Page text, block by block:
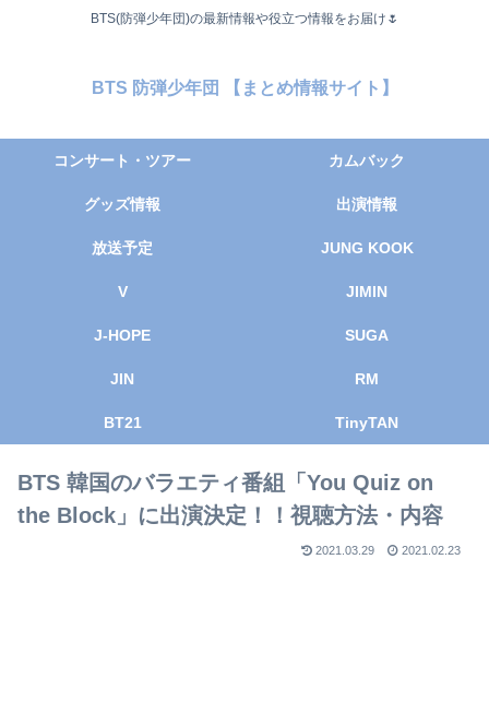
BTS(防弾少年団)の最新情報や役立つ情報をお届け🌷
BTS 防弾少年団 【まとめ情報サイト】
コンサート・ツアー カムバック
グッズ情報 出演情報
放送予定 JUNG KOOK
V JIMIN
J-HOPE SUGA
JIN RM
BT21 TinyTAN
BTS 韓国のバラエティ番組「You Quiz on
the Block」に出演決定！！視聴方法・内容
2021.03.29 2021.02.23